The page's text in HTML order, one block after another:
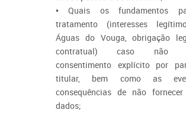
• Quais os fundamentos
tratamento (interesses
Águas do Vouga, obrigação
contratual) caso não
consentimento explícito por
titular, bem como as
consequências de não fornecer
dados;